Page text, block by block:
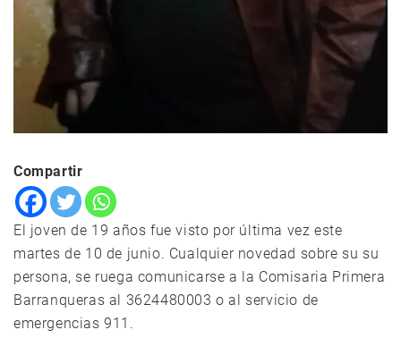
Compartir
El joven de 19 años fue visto por última vez este
martes de 10 de junio. Cualquier novedad sobre su su
persona, se ruega comunicarse a la Comisaria Primera
Barranqueras al 3624480003 o al servicio de
emergencias 911.